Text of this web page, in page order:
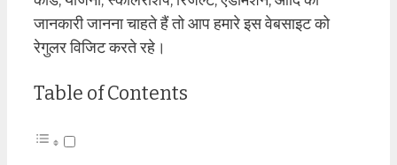
जानकारी जानना चाहते हैं तो आप हमारे इस वेबसाइट को
रेगुलर विजिट करते रहे।
Table of Contents